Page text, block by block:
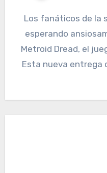
Los fanáticos de la
esperando
Metroid Dread, el
Esta nueva entrega